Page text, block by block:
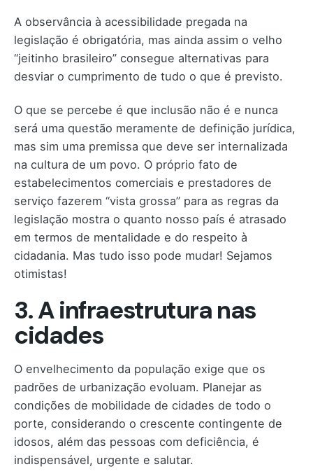
A observância à acessibilidade pregada na
legislação é obrigatória, mas ainda assim o velho
“jeitinho brasileiro” consegue alternativas para
desviar o cumprimento de tudo o que é previsto.
O que se percebe é que inclusão não é e nunca
será uma questão meramente de definição jurídica,
mas sim uma premissa que deve ser internalizada
na cultura de um povo. O próprio fato de
estabelecimentos comerciais e prestadores de
serviço fazerem “vista grossa” para as regras da
legislação mostra o quanto nosso país é atrasado
em termos de mentalidade e do respeito à
cidadania. Mas tudo isso pode mudar! Sejamos
otimistas!
3. A infraestrutura nas
cidades
O envelhecimento da população exige que os
padrões de urbanização evoluam. Planejar as
condições de mobilidade de cidades de todo o
porte, considerando o crescente contingente de
idosos, além das pessoas com deficiência, é
indispensável, urgente e salutar.